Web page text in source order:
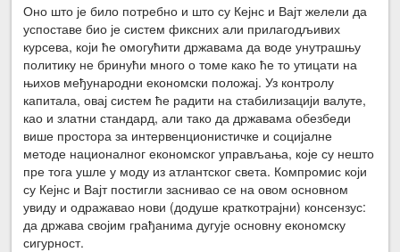
Оно што је било потребно и што су Кејнс и Вајт желели да
успоставе био је систем фиксних али прилагодљивих
курсева, који ће омогућити државама да воде унутрашњу
политику не бринући много о томе како ће то утицати на
њихов међународни економски положај. Уз контролу
капитала, овај систем ће радити на стабилизацији валуте,
као и златни стандард, али тако да државама обезбеди
више простора за интервенционистичке и социјалне
методе националног економског управљања, које су нешто
пре тога ушле у моду из атлантског света. Компромис који
су Кејнс и Вајт постигли заснивао се на овом основном
увиду и одражавао нови (додуше краткотрајни) консензус:
да држава својим грађанима дугује основну економску
сигурност.